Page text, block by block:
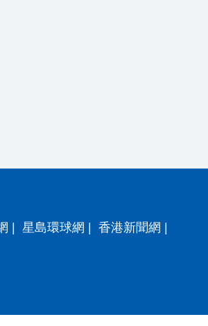
星島環球網 香港新聞網